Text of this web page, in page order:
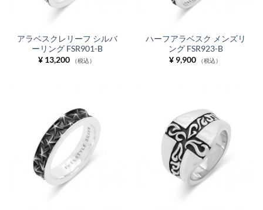
アラベスクレリーフ シルバ
ーリング FSR901-B
¥13,200 （税込）
ハーフアラベスク メンズリ
ング FSR923-B
¥9,900 （税込）